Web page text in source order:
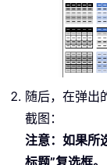
随后，在弹出
截图：
注意：如果所
标题”复选框。